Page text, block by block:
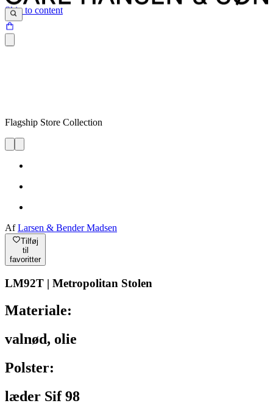
Skip to content
Flagship Store Collection
AfLarsen & Bender Madsen
Tilføj
til
favoritter
LM92T | Metropolitan Stolen
Materiale:
valnød, olie
Polster:
læder Sif 98